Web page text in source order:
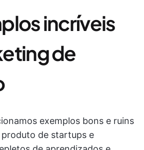
incríveis
de
exemplos bons e ruins
de startups e